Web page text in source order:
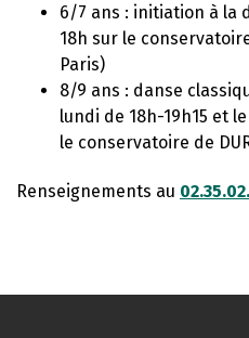
6/7 ans : initiation à la
18h sur le
Paris)
8/9 ans : danse
lundi de 18h-19h15 et
le conservatoire de
Renseignements au